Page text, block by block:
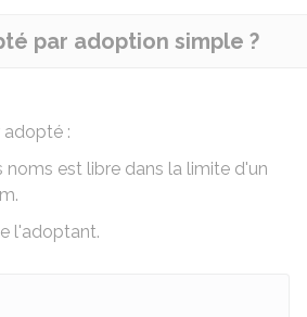
par adoption simple ?
:
est libre dans la limite d'un
l'adoptant.